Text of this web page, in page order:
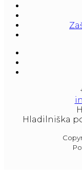
At our
Hladilniška